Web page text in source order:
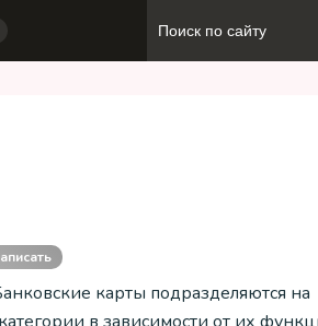
карты подразделяются на